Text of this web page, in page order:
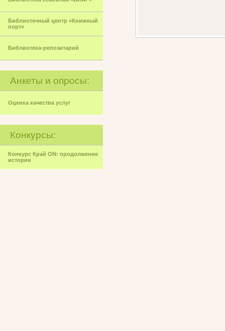
Библиотечный центр «Книжный
порт»
Библиотека-репозитарий
Анкеты и опросы:
Оценка качества услуг
Конкурсы:
Конкурс Край ON: продолжение
истории